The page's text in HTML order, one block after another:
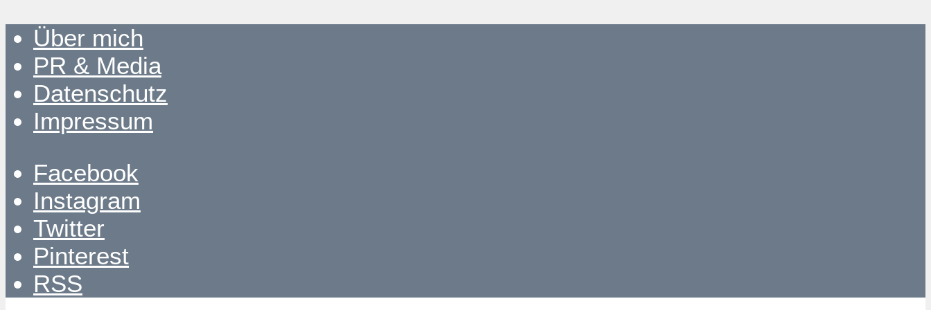
Über mich
PR & Media
Datenschutz
Impressum
Facebook
Instagram
Twitter
Pinterest
RSS